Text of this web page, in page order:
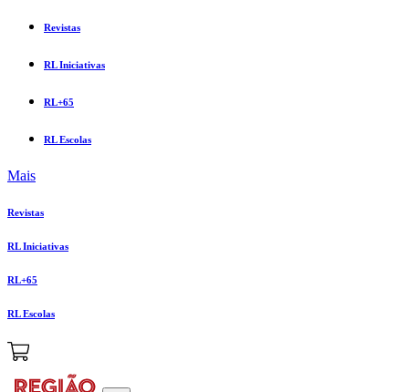
Revistas
RL Iniciativas
RL+65
RL Escolas
Mais
Revistas
RL Iniciativas
RL+65
RL Escolas